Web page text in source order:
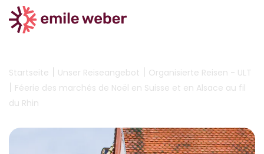
Startseite | Unser Reiseangebot | Organisierte Reisen - ULT
| Féerie des marchés de Noël en Suisse et en Alsace au fil
du Rhin